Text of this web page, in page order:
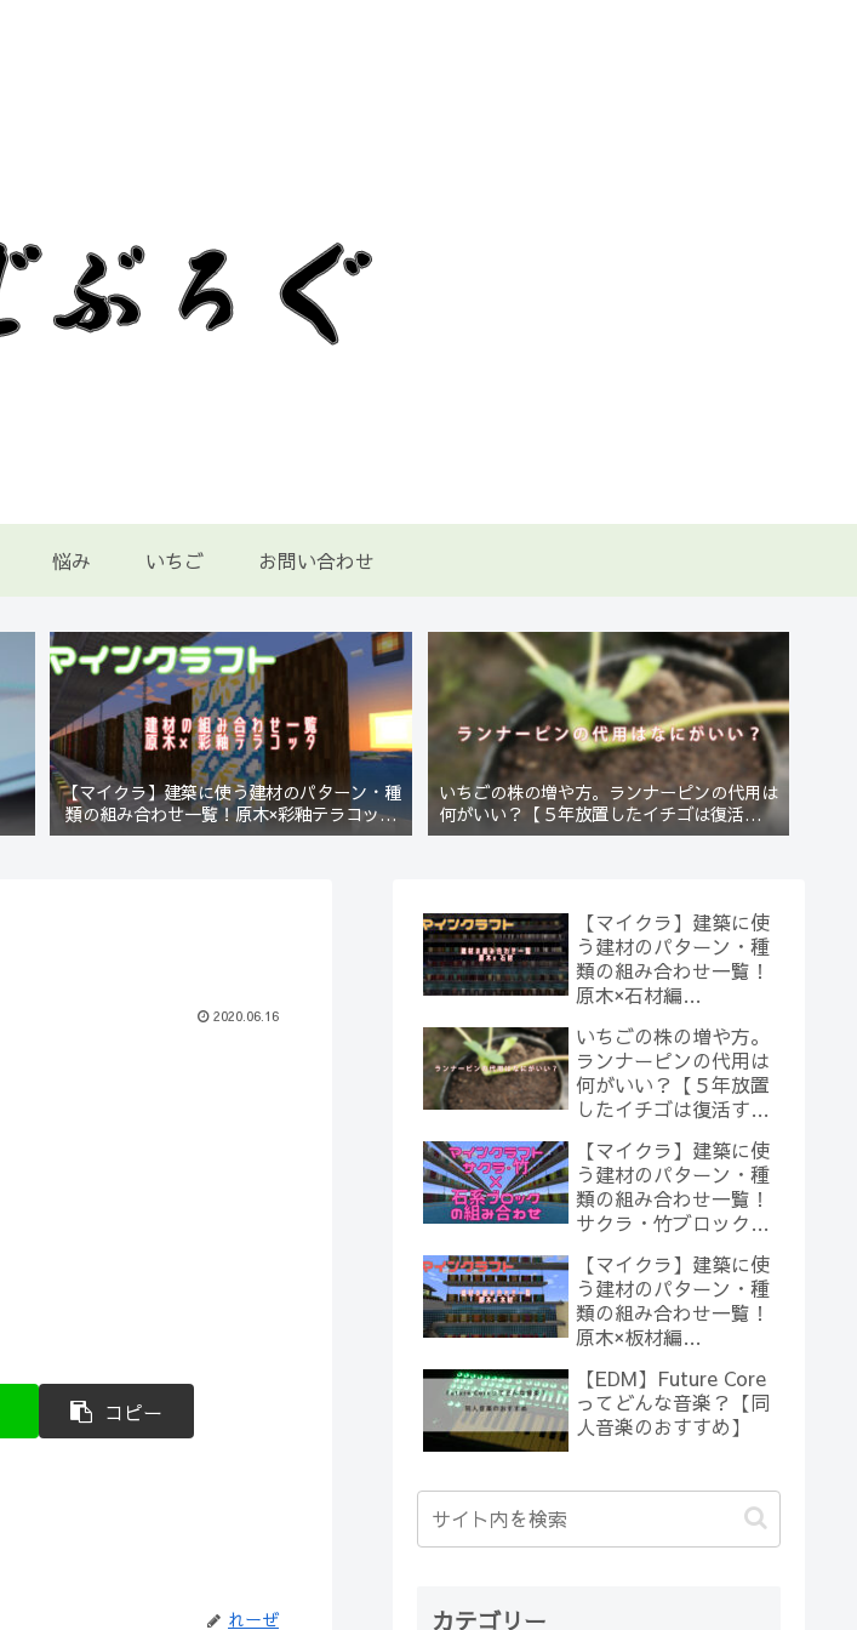
悩み いちご お問い合わせ
【マイクラ】建築に使う建材のパターン・種
類の組み合わせ一覧！原木×彩釉テラコッタ
編【Minecraft】
いちごの株の増や方。ランナーピンの代用は
何がいい？【５年放置したイチゴは復活する
のか？(10)】
2020.06.16
コピー
れーぜ
【マイクラ】建築に使
う建材のパターン・種
類の組み合わせ一覧！
原木×石材編
いちごの株の増や方。
ランナーピンの代用は
何がいい？【５年放置
したイチゴは復活する
【マイクラ】建築に使
う建材のパターン・種
類の組み合わせ一覧！
サクラ・竹ブロック×
【Minecraft】
【マイクラ】建築に使
う建材のパターン・種
類の組み合わせ一覧！
原木×板材編
【EDM】Future Core
ってどんな音楽？【同
人音楽のおすすめ】
カテゴリー